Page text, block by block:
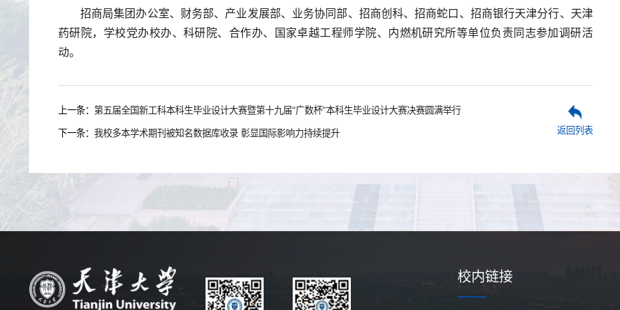
招商局集团办公室、财务部、产业发展部、业务协同部、招商创科、招商蛇口、招商银行天津分行、天津
药研院，学校党办校办、科研院、合作办、国家卓越工程师学院、内燃机研究所等单位负责同志参加调研活
动。
上一条： 第五届全国新工科本科生毕业设计大赛暨第十九届“广数杯”本科生毕业设计大赛决赛圆满举行
下一条： 我校多本学术期刊被知名数据库收录 彰显国际影响力持续提升 返回列表
校内链接